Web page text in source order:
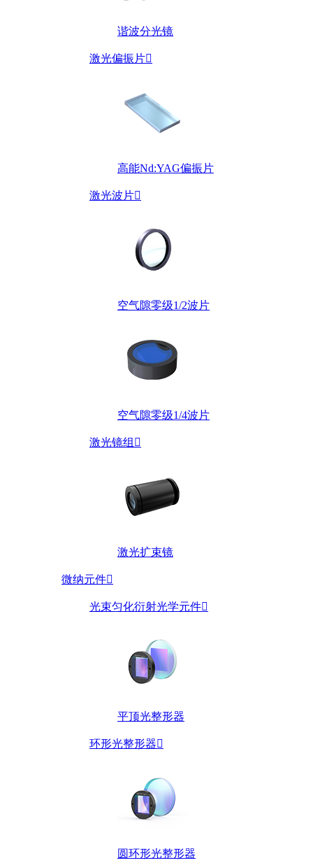
谐波分光镜
激光偏振片
高能Nd:YAG偏振片
激光波片
空气隙零级1/2波片
空气隙零级1/4波片
激光镜组 
激光扩束镜
微纳元件
光束匀化衍射光学元件
平顶光整形器
环形光整形器
圆环形光整形器